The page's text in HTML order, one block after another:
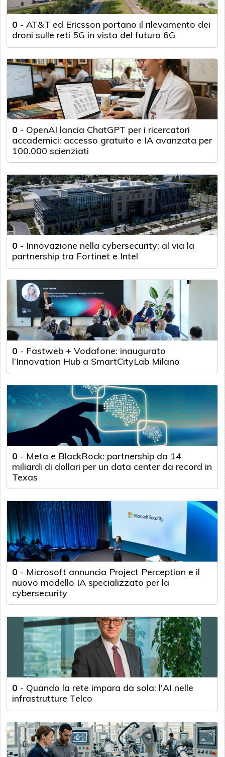
0 - AT&T ed Ericsson portano il rilevamento dei
droni sulle reti 5G in vista del futuro 6G
0 - OpenAI lancia ChatGPT per i ricercatori
accademici: accesso gratuito e IA avanzata per
100.000 scienziati
0 - Innovazione nella cybersecurity: al via la
partnership tra Fortinet e Intel
0 - Fastweb + Vodafone: inaugurato
l’Innovation Hub a SmartCityLab Milano
0 - Meta e BlackRock: partnership da 14
miliardi di dollari per un data center da record in
Texas
0 - Microsoft annuncia Project Perception e il
nuovo modello IA specializzato per la
cybersecurity
0 - Quando la rete impara da sola: l'AI nelle
infrastrutture Telco